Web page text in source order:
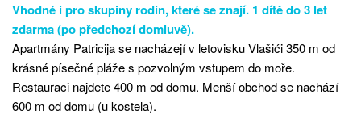
Vhodné i pro skupiny rodin, které se znají. 1 dítě do 3 let
zdarma (po předchozí domluvě).
Apartmány Patricija se nacházejí v letovisku Vlašići 350 m od
krásné písečné pláže s pozvolným vstupem do moře.
Restauraci najdete 400 m od domu. Menší obchod se nachází
600 m od domu (u kostela).